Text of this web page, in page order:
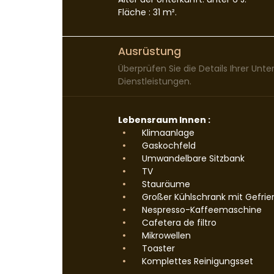
Fläche : 31 m².
Ausrüstung
Überprüfen Sie die Details Ihrer
Dienstleistungen.
Lebensraum Innen :
Klimaanlage
Gaskochfeld
Umwandelbare Sitzbank
TV
Stauräume
Großer Kühlschrank mit
Nespresso-Kaffeemaschine
Cafetera de filtro
Mikrowellen
Toaster
Komplettes Reinigungsset